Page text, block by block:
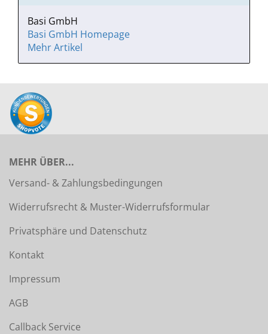
Basi GmbH
Basi GmbH Homepage
Mehr Artikel
MEHR ÜBER...
Versand- & Zahlungsbedingungen
Widerrufsrecht & Muster-Widerrufsformular
Privatsphäre und Datenschutz
Kontakt
Impressum
AGB
Callback Service